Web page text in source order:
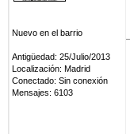
Nuevo en el barrio
Antigüedad: 25/Julio/2013
Localización: Madrid
Conectado: Sin conexión
Mensajes: 6103